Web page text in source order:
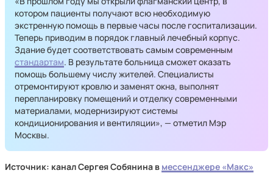
котором пациенты получают всю необходимую
экстренную помощь в первые часы после госпитализации.
Теперь приводим в порядок главный лечебный корпус.
Здание будет соответствовать самым современным
стандартам. В результате больница сможет оказать
помощь большему числу жителей. Специалисты
отремонтируют кровлю и заменят окна, выполнят
перепланировку помещений и отделку современными
материалами, модернизируют системы
кондиционирования и вентиляции», — отметил Мэр
Москвы.
Источник: канал Сергея Собянина в мессенджере «Макс»